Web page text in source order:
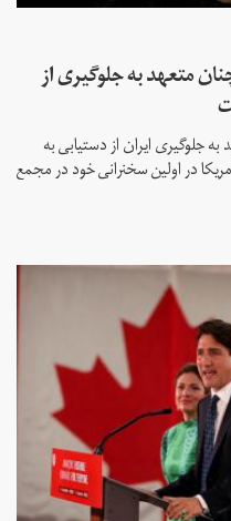
متعهد به جلوگیری از
جلوگیری ایران از دستیابی به
در اولین سخنرانی خود در مجمع